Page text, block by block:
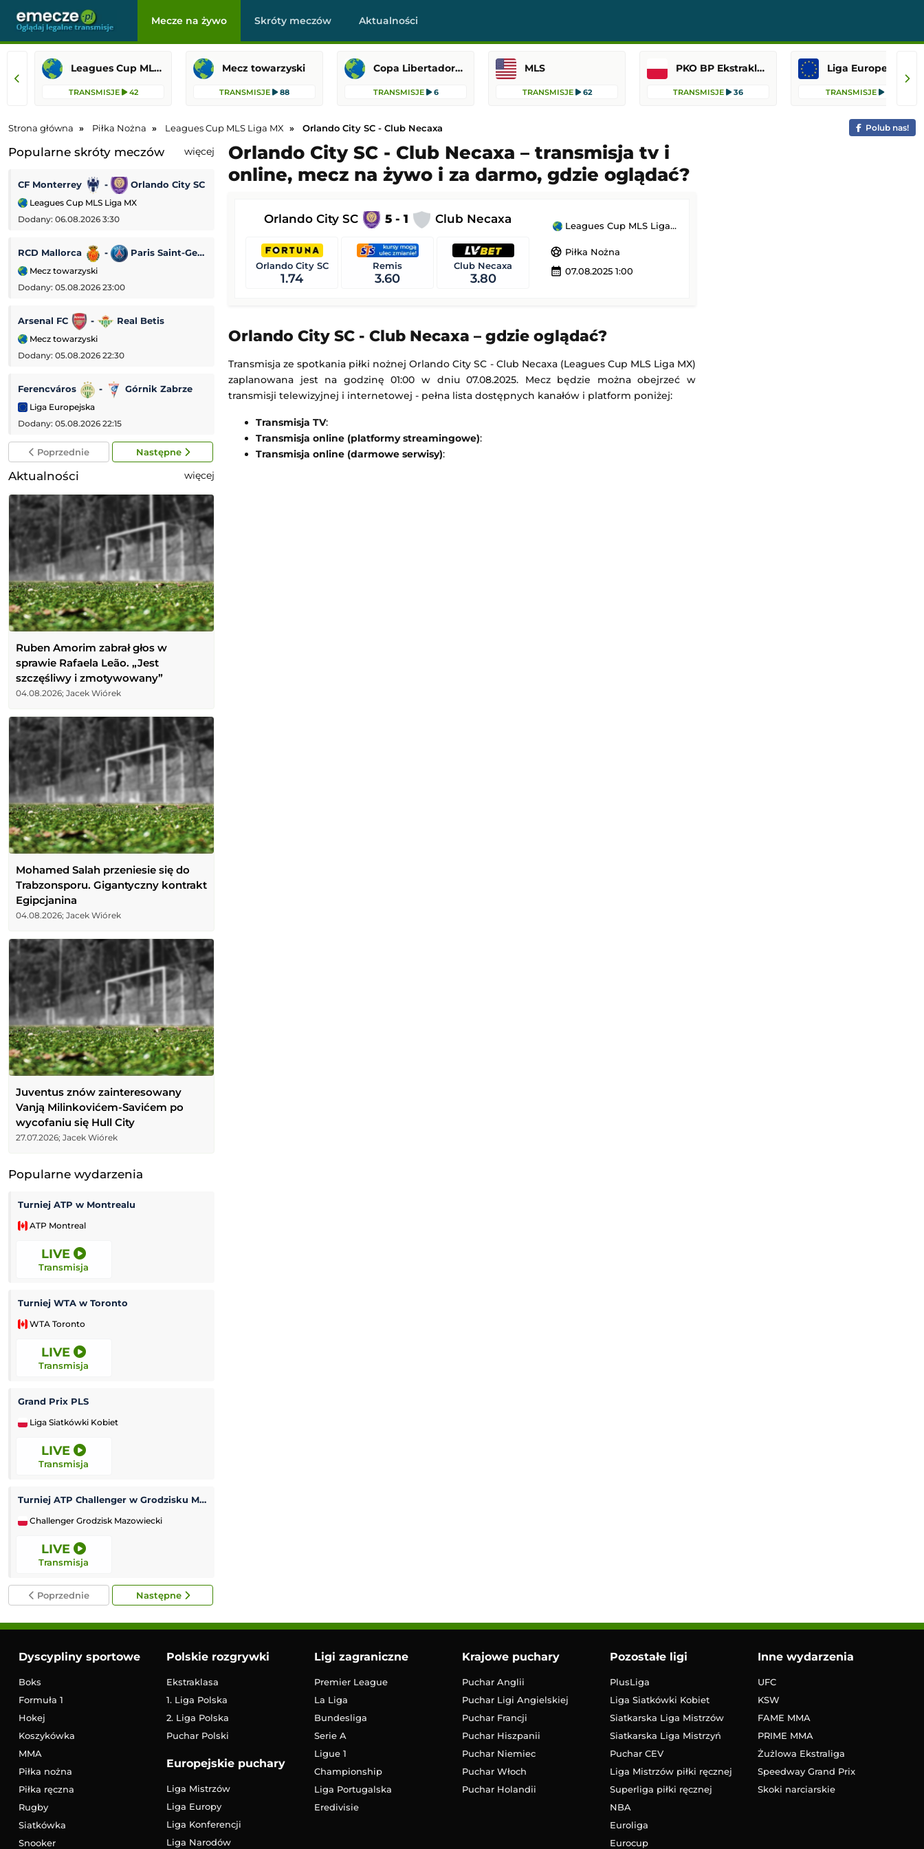
Mecze na żywo Skróty meczów Aktualności
Leagues Cup MLS Liga MX
TRANSMISJE 42
Mecz towarzyski
TRANSMISJE 88
Copa Libertadores
TRANSMISJE 6
MLS
TRANSMISJE 62
PKO BP Ekstraklasa
TRANSMISJE 36
Liga Europejska
TRANSMISJE 12
Strona główna Piłka Nożna Leagues Cup MLS Liga MX Orlando City SC - Club Necaxa Polub nas!
Popularne skróty meczów więcej
CF Monterrey - Orlando City SC
Leagues Cup MLS Liga MX
Dodany: 06.08.2026 3:30
RCD Mallorca - Paris Saint-Germain
Mecz towarzyski
Dodany: 05.08.2026 23:00
Arsenal FC - Real Betis
Mecz towarzyski
Dodany: 05.08.2026 22:30
Ferencváros - Górnik Zabrze
Liga Europejska
Dodany: 05.08.2026 22:15
US Sassuolo - Celta Vigo
Dodany: 05.08.2026 22:00
Fenerbahce - Sturm Graz
Liga Mistrzów
Liga Konferencji Europy
SSC Napoli - CA Osasuna
Dodany: 05.08.2026 20:30
Aarhus - Sabah
Dodany: 05.08.2026 20:30
Chelsea FC Juventus FC
Mecz towarzyski
Mecz towarzyski
Real Salt Lake
Poprzednie Następne
Aktualności więcej
Ruben Amorim zabrał głos w
sprawie Rafaela Leão. „Jest
szczęśliwy i zmotywowany”
04.08.2026; Jacek Wiórek
Mohamed Salah przeniesie się do
Trabzonsporu. Gigantyczny kontrakt
Egipcjanina
04.08.2026; Jacek Wiórek
Juventus znów zainteresowany
Vanją Milinkovićem-Savićem po
wycofaniu się Hull City
27.07.2026; Jacek Wiórek
Popularne wydarzenia
Turniej ATP w Montrealu
ATP Montreal
LIVE
Transmisja
Turniej WTA w Toronto
WTA Toronto
LIVE
Transmisja
Grand Prix PLS
Liga Siatkówki Kobiet
LIVE
Transmisja
Turniej ATP Challenger w Grodzisku Mazowieckim
Challenger Grodzisk Mazowiecki
LIVE
Transmisja
Poprzednie Następne
Orlando City SC - Club Necaxa – transmisja tv i
online, mecz na żywo i za darmo, gdzie oglądać?
Orlando City SC 5 - 1 Club Necaxa
Orlando City SC
1.74
Remis
3.60
Club Necaxa
3.80
Leagues Cup MLS Liga MX
sports_soccer Piłka Nożna
calendar_month 07.08.2025 1:00
Orlando City SC - Club Necaxa – gdzie oglądać?
Transmisja ze spotkania piłki nożnej Orlando City SC - Club Necaxa (Leagues Cup MLS Liga MX)
zaplanowana jest na godzinę 01:00 w dniu 07.08.2025. Mecz będzie można obejrzeć w
transmisji telewizyjnej i internetowej - pełna lista dostępnych kanałów i platform poniżej:
Transmisja TV:
Transmisja online (platformy streamingowe):
Transmisja online (darmowe serwisy):
Dyscypliny sportowe
Boks
Formuła 1
Hokej
Koszykówka
MMA
Piłka nożna
Piłka ręczna
Rugby
Siatkówka
Snooker
Polskie rozgrywki
Ekstraklasa
1. Liga Polska
2. Liga Polska
Puchar Polski
Europejskie puchary
Liga Mistrzów
Liga Europy
Liga Konferencji
Liga Narodów
Ligi zagraniczne
Premier League
La Liga
Bundesliga
Serie A
Ligue 1
Championship
Liga Portugalska
Eredivisie
Krajowe puchary
Puchar Anglii
Puchar Ligi Angielskiej
Puchar Francji
Puchar Hiszpanii
Puchar Niemiec
Puchar Włoch
Puchar Holandii
Pozostałe ligi
PlusLiga
Liga Siatkówki Kobiet
Siatkarska Liga Mistrzów
Siatkarska Liga Mistrzyń
Puchar CEV
Liga Mistrzów piłki ręcznej
Superliga piłki ręcznej
NBA
Euroliga
Eurocup
Inne wydarzenia
UFC
KSW
FAME MMA
PRIME MMA
Żużlowa Ekstraliga
Speedway Grand Prix
Skoki narciarskie